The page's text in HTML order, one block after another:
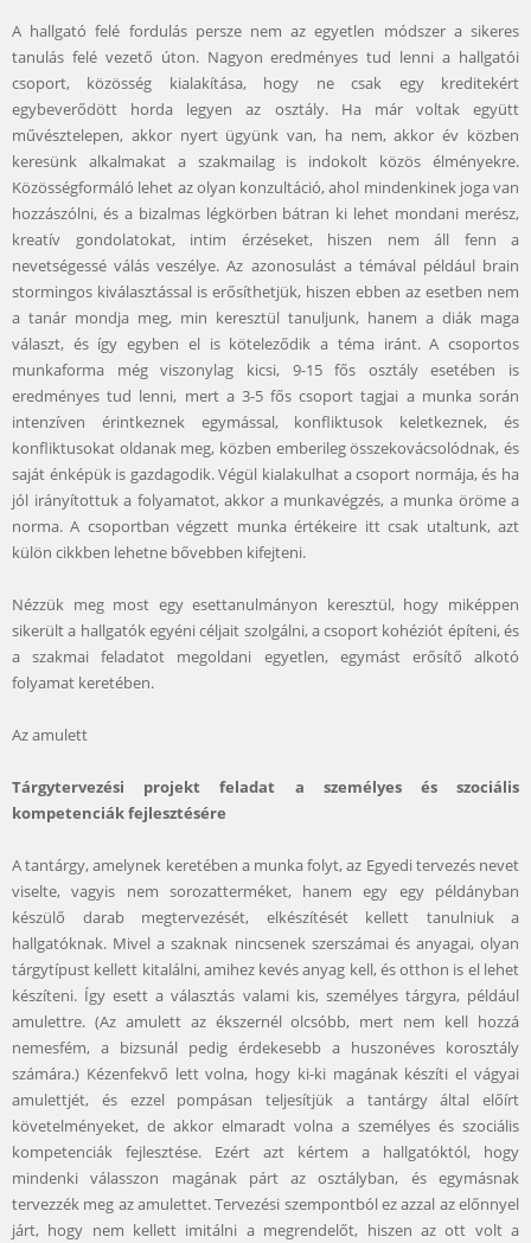
A hallgató felé fordulás persze nem az egyetlen módszer a sikeres
tanulás felé vezető úton. Nagyon eredményes tud lenni a hallgatói
csoport, közösség kialakítása, hogy ne csak egy kreditekért
egybeverődött horda legyen az osztály. Ha már voltak együtt
művésztelepen, akkor nyert ügyünk van, ha nem, akkor év közben
keresünk alkalmakat a szakmailag is indokolt közös élményekre.
Közösségformáló lehet az olyan konzultáció, ahol mindenkinek joga van
hozzászólni, és a bizalmas légkörben bátran ki lehet mondani merész,
kreatív gondolatokat, intim érzéseket, hiszen nem áll fenn a
nevetségessé válás veszélye. Az azonosulást a témával például brain
stormingos kiválasztással is erősíthetjük, hiszen ebben az esetben nem
a tanár mondja meg, min keresztül tanuljunk, hanem a diák maga
választ, és így egyben el is köteleződik a téma iránt. A csoportos
munkaforma még viszonylag kicsi, 9-15 fős osztály esetében is
eredményes tud lenni, mert a 3-5 fős csoport tagjai a munka során
intenzíven érintkeznek egymással, konfliktusok keletkeznek, és
konfliktusokat oldanak meg, közben emberileg összekovácsolódnak, és
saját énképük is gazdagodik. Végül kialakulhat a csoport normája, és ha
jól irányítottuk a folyamatot, akkor a munkavégzés, a munka öröme a
norma. A csoportban végzett munka értékeire itt csak utaltunk, azt
külön cikkben lehetne bővebben kifejteni.
Nézzük meg most egy esettanulmányon keresztül, hogy miképpen
sikerült a hallgatók egyéni céljait szolgálni, a csoport kohéziót építeni, és
a szakmai feladatot megoldani egyetlen, egymást erősítő alkotó
folyamat keretében.
Az amulett
Tárgytervezési projekt feladat a személyes és szociális
kompetenciák fejlesztésére
A tantárgy, amelynek keretében a munka folyt, az Egyedi tervezés nevet
viselte, vagyis nem sorozatterméket, hanem egy egy példányban
készülő darab megtervezését, elkészítését kellett tanulniuk a
hallgatóknak. Mivel a szaknak nincsenek szerszámai és anyagai, olyan
tárgytípust kellett kitalálni, amihez kevés anyag kell, és otthon is el lehet
készíteni. Így esett a választás valami kis, személyes tárgyra, például
amulettre. (Az amulett az ékszernél olcsóbb, mert nem kell hozzá
nemesfém, a bizsunál pedig érdekesebb a huszonéves korosztály
számára.) Kézenfekvő lett volna, hogy ki-ki magának készíti el vágyai
amulettjét, és ezzel pompásan teljesítjük a tantárgy által előírt
követelményeket, de akkor elmaradt volna a személyes és szociális
kompetenciák fejlesztése. Ezért azt kértem a hallgatóktól, hogy
mindenki válasszon magának párt az osztályban, és egymásnak
tervezzék meg az amulettet. Tervezési szempontból ez azzal az előnnyel
járt, hogy nem kellett imitálni a megrendelőt, hiszen az ott volt a